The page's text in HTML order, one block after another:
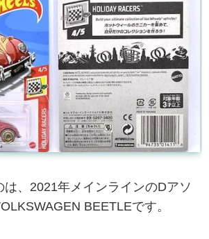
、2021年メインラインのDアソ
BEETLEです。